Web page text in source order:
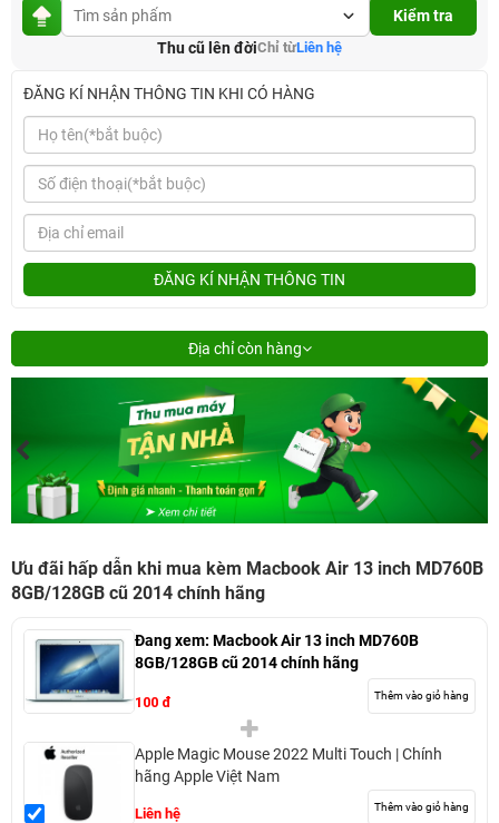
Kiểm tra
Thu cũ lên đờiChỉ từLiên hệ
ĐĂNG KÍ NHẬN THÔNG TIN KHI CÓ HÀNG
ĐĂNG KÍ NHẬN THÔNG TIN
Địa chỉ còn hàng
Ưu đãi hấp dẫn khi mua kèm Macbook Air 13 inch MD760B
8GB/128GB cũ 2014 chính hãng
Đang xem: Macbook Air 13 inch MD760B
8GB/128GB cũ 2014 chính hãng
100 đ Thêm vào giỏ hàng
Apple Magic Mouse 2022 Multi Touch | Chính
hãng Apple Việt Nam
Liên hệ Thêm vào giỏ hàng